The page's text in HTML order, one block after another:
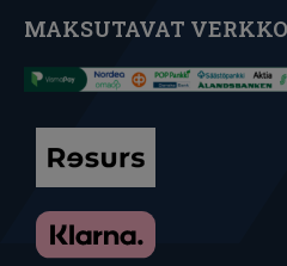
MAKSUTAVAT